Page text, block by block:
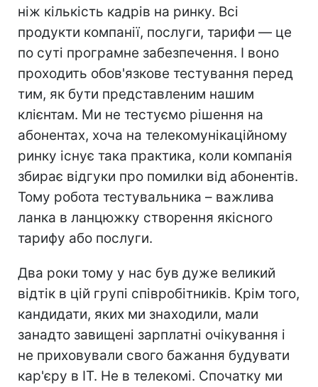
ніж кількість кадрів на ринку. Всі
продукти компанії, послуги, тарифи — це
по суті програмне забезпечення. І воно
проходить обов'язкове тестування перед
тим, як бути представленим нашим
клієнтам. Ми не тестуємо рішення на
абонентах, хоча на телекомунікаційному
ринку існує така практика, коли компанія
збирає відгуки про помилки від абонентів.
Тому робота тестувальника – важлива
ланка в ланцюжку створення якісного
тарифу або послуги.
Два роки тому у нас був дуже великий
відтік в цій групі співробітників. Крім того,
кандидати, яких ми знаходили, мали
занадто завищені зарплатні очікування і
не приховували свого бажання будувати
кар'єру в ІТ. Не в телекомі. Спочатку ми